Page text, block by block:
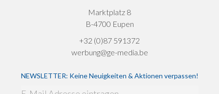
Marktplatz 8
B-4700 Eupen
+32 (0)87 591372
werbung@ge-media.be
NEWSLETTER: Keine Neuigkeiten & Aktionen verpassen!